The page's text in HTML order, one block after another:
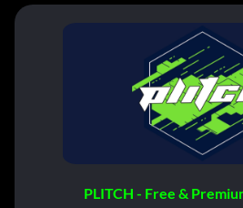
PLITCH - Free &